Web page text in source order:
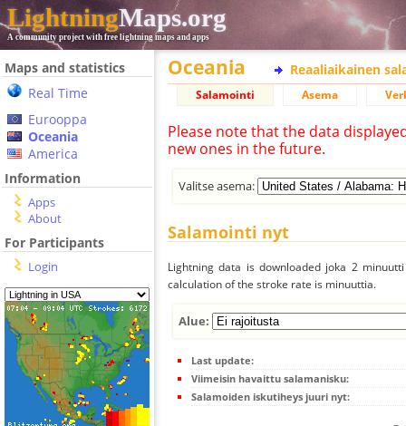
LightningMaps.org
A community project with free lightning maps and apps
Maps and statistics
Real Time
Eurooppa
Oceania
America
Information
Apps
About
For Participants
Login
Oceania Reaaliaikainen
Salamointi Asema
Please note that the data
new ones in the future.
Valitse asema:
Salamointi nyt
Lightning data is downloaded joka 2
calculation of the stroke rate is minuuttia.
Alue:
Last update:
Viimeisin havaittu salamanisku:
Salamoiden iskutiheys juuri nyt: